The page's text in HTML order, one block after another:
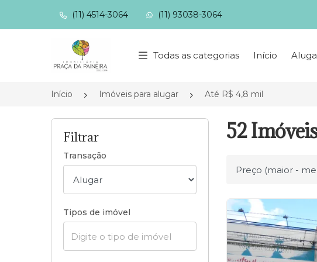
(11) 4514-3064 (11) 93038-3064
Página inicial
Todas as categorias Início
Início Imóveis para alugar Até R$ 4,8 mil
Filtrar
Transação
Tipos de imóvel
52
Ordenar por